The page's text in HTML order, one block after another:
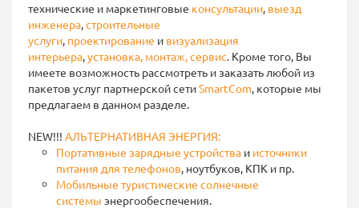
технические и маркетинговые консультации, выезд
инженера,строительные
услуги, проектирование и визуализация
интерьера,установка, монтаж, сервис. Кроме того, Вы
имеете возможность рассмотреть и заказать любой из
пакетов услуг партнерской сетиSmartCom, которые мы
предлагаем в данном разделе.
NEW!!! АЛЬТЕРНАТИВНАЯ ЭНЕРГИЯ:
Портативные зарядные устройства и источники
питания для телефонов, ноутбуков, КПК и пр.
Мобильные туристические солнечные
системы энергообеспечения.